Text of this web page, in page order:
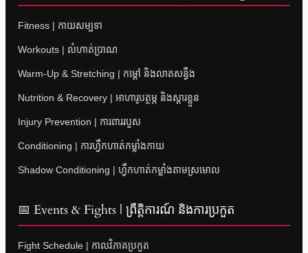
Fitness | កាយសម្បទា
Workouts | លំហាត់ប្រាណ
Warm-Up & Stretching | កម្តៅ និងលាតសន្ធឹង
Nutrition & Recovery | អាហារូបត្ថម្ភ និងស្តារខ្លួន
Injury Prevention | ការពាររបួស
Conditioning | ការហ្វឹកហាត់កម្លាំងកាយ
Shadow Conditioning | ហ្វឹកហាត់កម្លាំងតាមស្រមោល
📅 Events & Fights | ព្រឹត្តិការណ៍ និងការប្រកួត
Fight Schedule | កាលវិភាគប្រកួត